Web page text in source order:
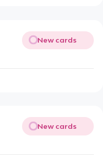
New cards
New cards